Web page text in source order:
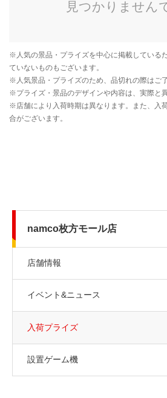
namco枚方モール店
店舗情報
イベント&ニュース
入荷プライズ
設置ゲーム機